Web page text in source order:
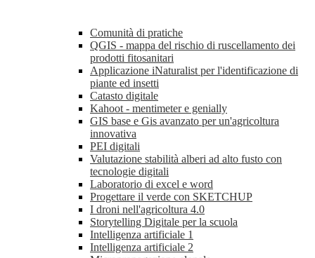
Comunità di pratiche
QGIS - mappa del rischio di ruscellamento dei
prodotti fitosanitari
Applicazione iNaturalist per l'identificazione di
piante ed insetti
Catasto digitale
Kahoot - mentimeter e genially
GIS base e Gis avanzato per un'agricoltura
innovativa
PEI digitali
Valutazione stabilità alberi ad alto fusto con
tecnologie digitali
Laboratorio di excel e word
Progettare il verde con SKETCHUP
I droni nell'agricoltura 4.0
Storytelling Digitale per la scuola
Intelligenza artificiale 1
Intelligenza artificiale 2